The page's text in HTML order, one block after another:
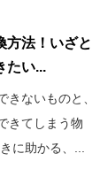
方法！いざと
たい...
ないものと、
きてしまう物
に助かる、...